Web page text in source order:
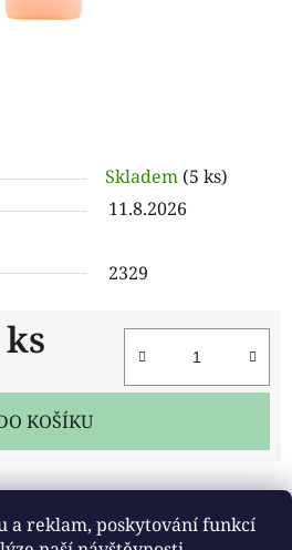
a reklam, poskytování funkcí
Skladem (5 ks)
11.8.2026
2329
KOŠÍKU